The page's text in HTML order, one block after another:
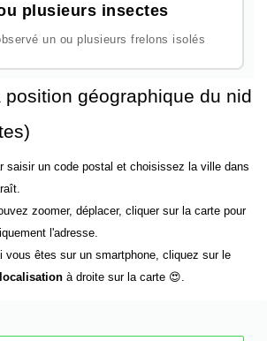
plusieurs insectes
un ou plusieurs frelons isolés
position géographique du nid
saisir un code postal et choisissez la ville dans
zoomer, déplacer, cliquer sur la carte pour
l'adresse.
vous êtes sur un smartphone, cliquez sur le
à droite sur la carte 😍.